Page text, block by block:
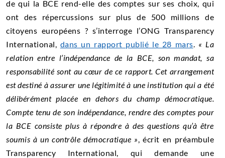
de qui la BCE rend-elle des comptes sur ses choix, qui
ont des répercussions sur plus de 500 millions de
citoyens européens ? s’interroge l’ONG Transparency
International, dans un rapport publié le 28 mars. « La
relation entre l’indépendance de la BCE, son mandat, sa
responsabilité sont au cœur de ce rapport. Cet arrangement
est destiné à assurer une légitimité à une institution qui a été
délibérément placée en dehors du champ démocratique.
Compte tenu de son indépendance, rendre des comptes pour
la BCE consiste plus à répondre à des questions qu’à être
soumis à un contrôle démocratique », écrit en préambule
Transparency International, qui demande une